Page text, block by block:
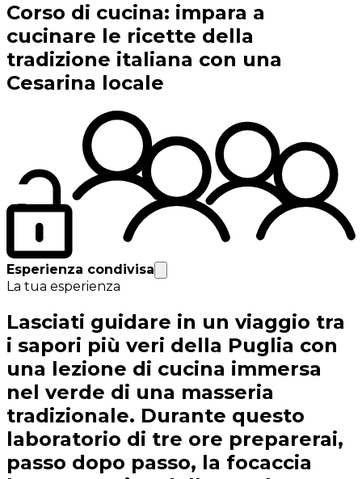
Corso di cucina: impara a
cucinare le ricette della
tradizione italiana con una
Cesarina locale
Esperienza condivisa
La tua esperienza
Lasciati guidare in un viaggio tra
i sapori più veri della Puglia con
una lezione di cucina immersa
nel verde di una masseria
tradizionale. Durante questo
laboratorio di tre ore preparerai,
passo dopo passo, la focaccia